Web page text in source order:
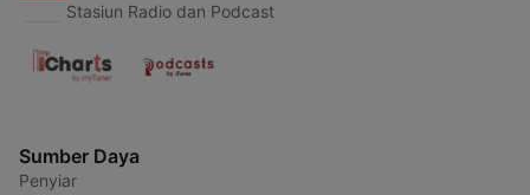
Stasiun Radio dan Podcast
Sumber Daya
Penyiar